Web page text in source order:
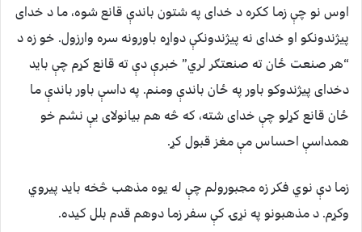
اوس نو چې زما ککره د خدای په شتون باندې قانع شوه، ما د خدای
پیژندونکو او خدای نه پیژندونکې دواړه باورونه سره وارزول. خو زه د
“هر صنعت ځان ته صنعتګر لري” خبرې دې ته قانع کړم چې باید
دخدای پیژندوکو باور په ځان باندې ومنم. په داسې باور باندې ما
ځان قانع کړلو چې خدای شته، که څه هم بیانولای یې نشم خو
همداسې احساس مې مغز قبول کړ.
زما دې نوي فکر زه مجبورولم چې له یوه مذهب څخه باید پیروي
وکړم. د مذهبونو په نړۍ کې سفر زما دوهم قدم بلل کیده.